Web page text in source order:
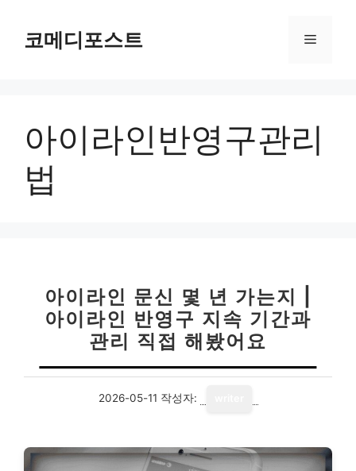
코메디포스트 메
아이라인반영구관리
법
아이라인 문신 몇 년 가는지 |
아이라인 반영구 지속 기간과
관리 직접 해봤어요
2026-05-11 작성자: